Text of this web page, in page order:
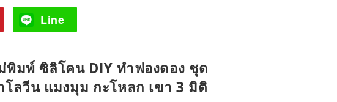
Line
พิมพ์ ซิลิโคน DIY ทำฟองดอง ชุด
โลวีน แมงมุม กะโหลก เขา 3 มิติ